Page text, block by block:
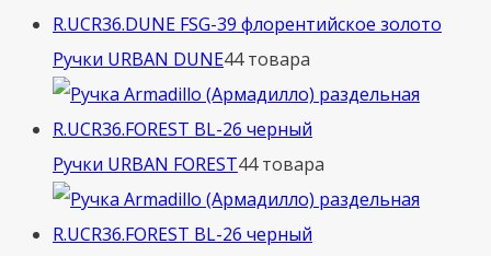
Ручки URBAN DUNE44 товара
Ручки URBAN FOREST44 товара